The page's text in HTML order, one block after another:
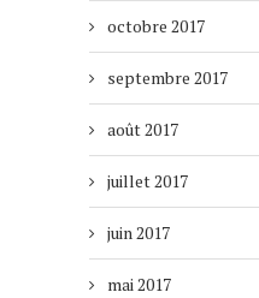
octobre 2017
septembre 2017
août 2017
juillet 2017
juin 2017
mai 2017